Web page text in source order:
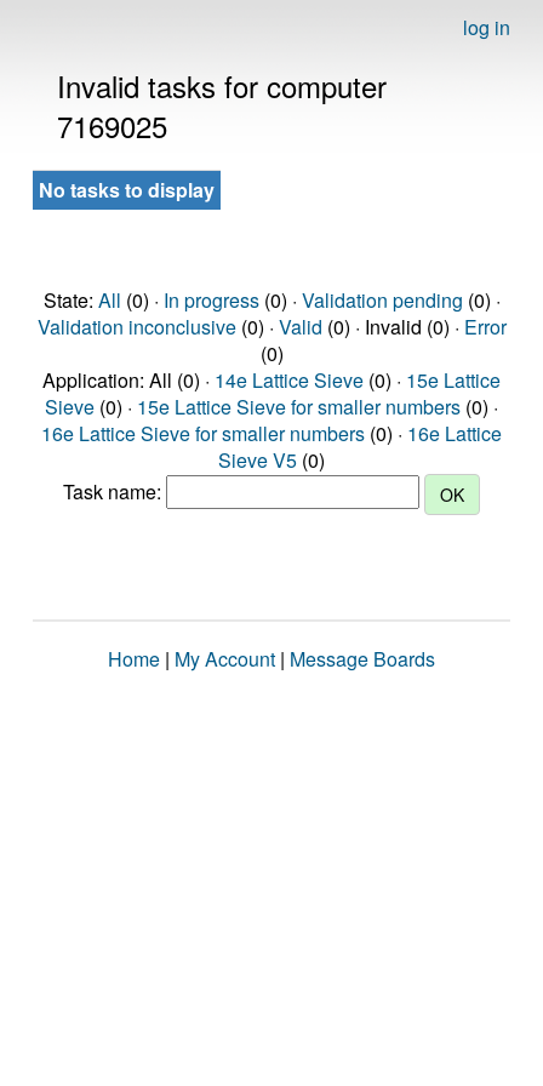
log in
Invalid tasks for computer
7169025
No tasks to display
State: All (0) · In progress(0) · Validation pending (0) ·
Validation inconclusive(0) · Valid (0) · Invalid (0) · Error
(0)
Application: All (0) · 14e Lattice Sieve (0) · 15e Lattice
Sieve (0) · 15e Lattice Sieve for smaller numbers (0) ·
16e Lattice Sieve for smaller numbers (0) · 16e Lattice
Sieve V5 (0)
Task name:
Home | My Account | Message Boards